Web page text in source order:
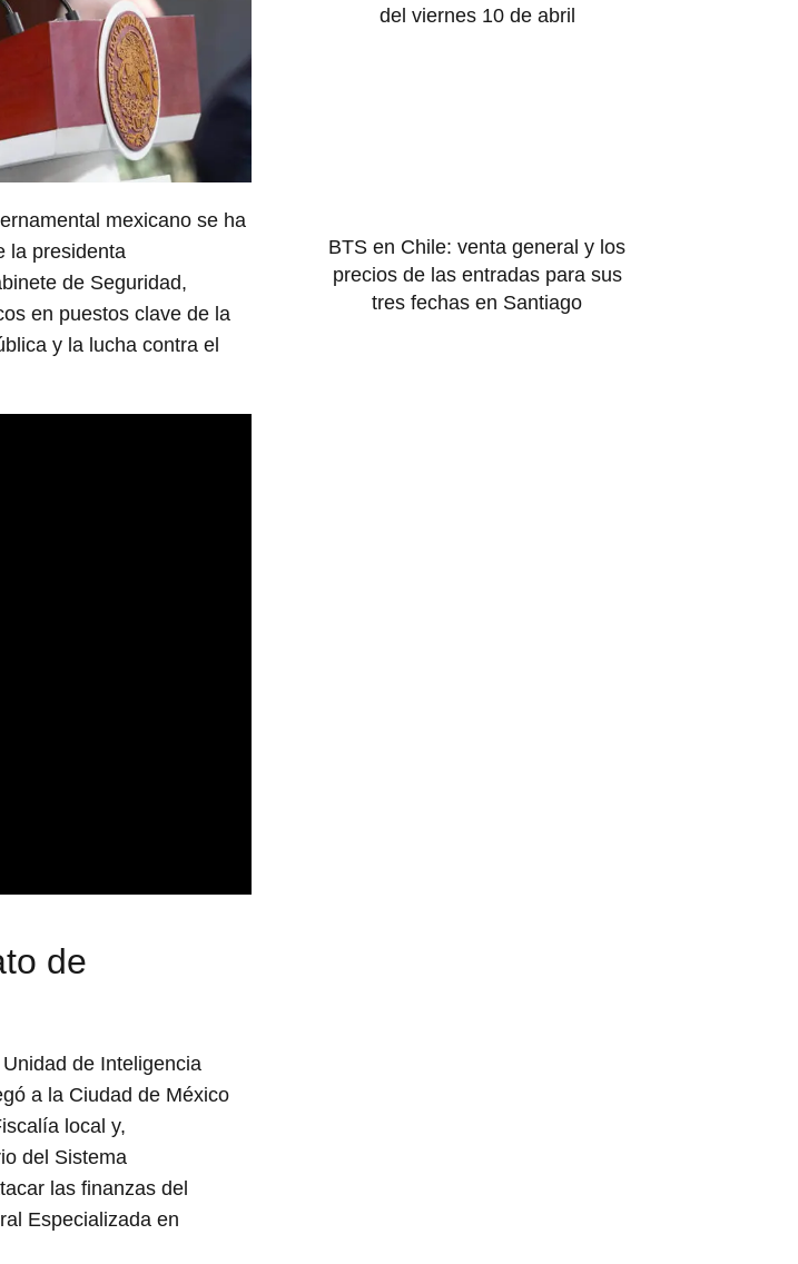
mexicano se ha
la presidenta
de Seguridad,
en puestos clave de la
y la lucha contra el
de
de Inteligencia
a la Ciudad de México
local y,
del Sistema
las finanzas del
Especializada en
del viernes 10 de abril
BTS en Chile: venta general y los
precios de las entradas para sus
tres fechas en Santiago